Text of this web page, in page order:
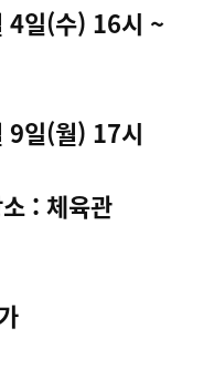
4일(수) 16시 ~
9일(월) 17시
: 체육관